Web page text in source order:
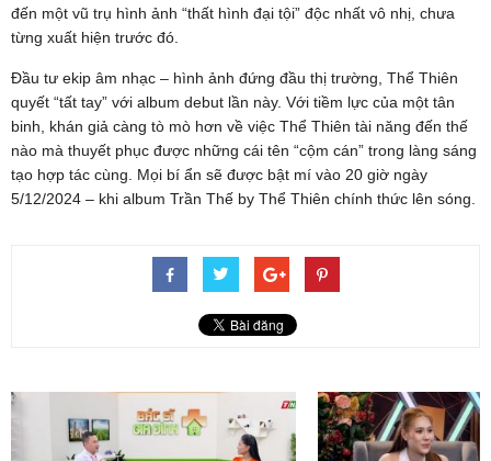
đến một vũ trụ hình ảnh “thất hình đại tội” độc nhất vô nhị, chưa
từng xuất hiện trước đó.
Đầu tư ekip âm nhạc – hình ảnh đứng đầu thị trường, Thể Thiên
quyết “tất tay” với album debut lần này. Với tiềm lực của một tân
binh, khán giả càng tò mò hơn về việc Thể Thiên tài năng đến thế
nào mà thuyết phục được những cái tên “cộm cán” trong làng sáng
tạo hợp tác cùng. Mọi bí ẩn sẽ được bật mí vào 20 giờ ngày
5/12/2024 – khi album Trần Thế by Thể Thiên chính thức lên sóng.